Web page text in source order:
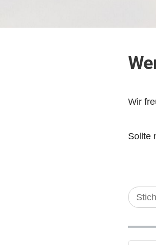
Wir
Sollte